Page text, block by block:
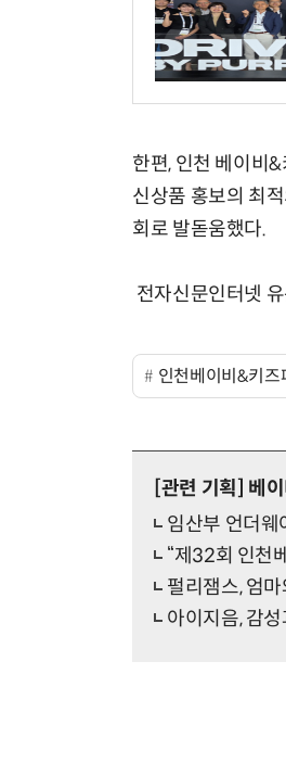
한편, 인천 베이비
신상품 홍보의 최
회로 발돋움했다.
전자신문인터넷
인천베이비&키즈
[관련 기획] 베
임산부 언더
“제32회 인천
펄리잼스, 엄
아이지음, 감